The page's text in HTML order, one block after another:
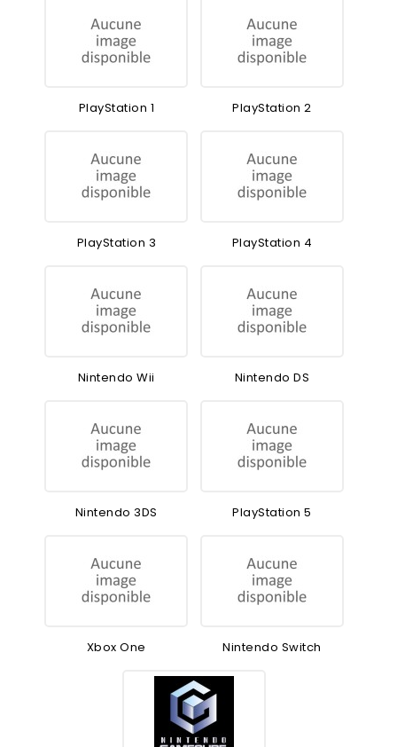
PlayStation 1 PlayStation 2
PlayStation 3 PlayStation 4
Nintendo Wii Nintendo DS
Nintendo 3DS PlayStation 5
Xbox One Nintendo Switch